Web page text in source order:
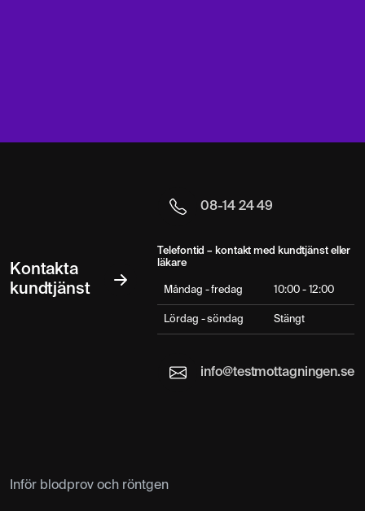
Kontakta
kundtjänst
08-14 24 49
Telefontid – kontakt med kundtjänst eller
läkare
Måndag - fredag 10:00 - 12:00
Lördag - söndag Stängt
info@testmottagningen.se
Inför blodprov och röntgen